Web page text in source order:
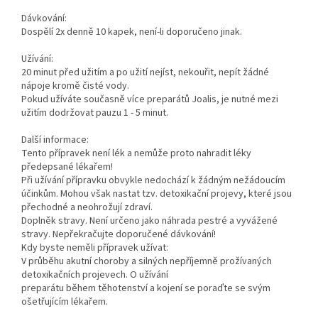
Dávkování:
Dospělí 2x denně 10 kapek, není-li doporučeno jinak.
Užívání:
20 minut před užitím a po užití nejíst, nekouřit, nepít žádné
nápoje kromě čisté vody.
Pokud užíváte současně více preparátů Joalis, je nutné mezi
užitím dodržovat pauzu 1 - 5 minut.
Další informace:
Tento přípravek není lék a nemůže proto nahradit léky
předepsané lékařem!
Při užívání přípravku obvykle nedochází k žádným nežádoucím
účinkům. Mohou však nastat tzv. detoxikační projevy, které jsou
přechodné a neohrožují zdraví.
Doplněk stravy. Není určeno jako náhrada pestré a vyvážené
stravy. Nepřekračujte doporučené dávkování!
Kdy byste neměli přípravek užívat:
V průběhu akutní choroby a silných nepříjemně prožívaných
detoxikačních projevech. O užívání
preparátu během těhotenství a kojení se poraďte se svým
ošetřujícím lékařem.